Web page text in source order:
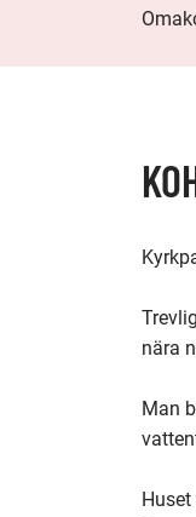
nära
Man